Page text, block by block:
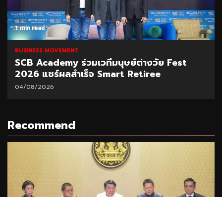
1 min read
BUSINESS MOVEMENT
SCB Academy ร่วมเวทีมนุษย์ต่างวัย Fest
2026 แชร์ผลสำเร็จ Smart Retiree
04/08/2026
Recommend